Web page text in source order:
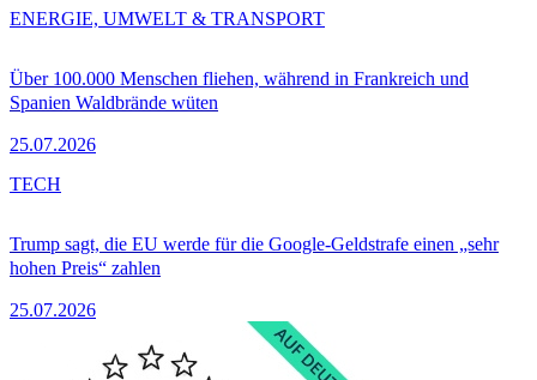
Über 100.000 Menschen fliehen, während in Frankreich und
Spanien Waldbrände wüten
25.07.2026
ENERGIE, UMWELT & TRANSPORT
Trump sagt, die EU werde für die Google-Geldstrafe einen „sehr
hohen Preis“ zahlen
25.07.2026
TECH